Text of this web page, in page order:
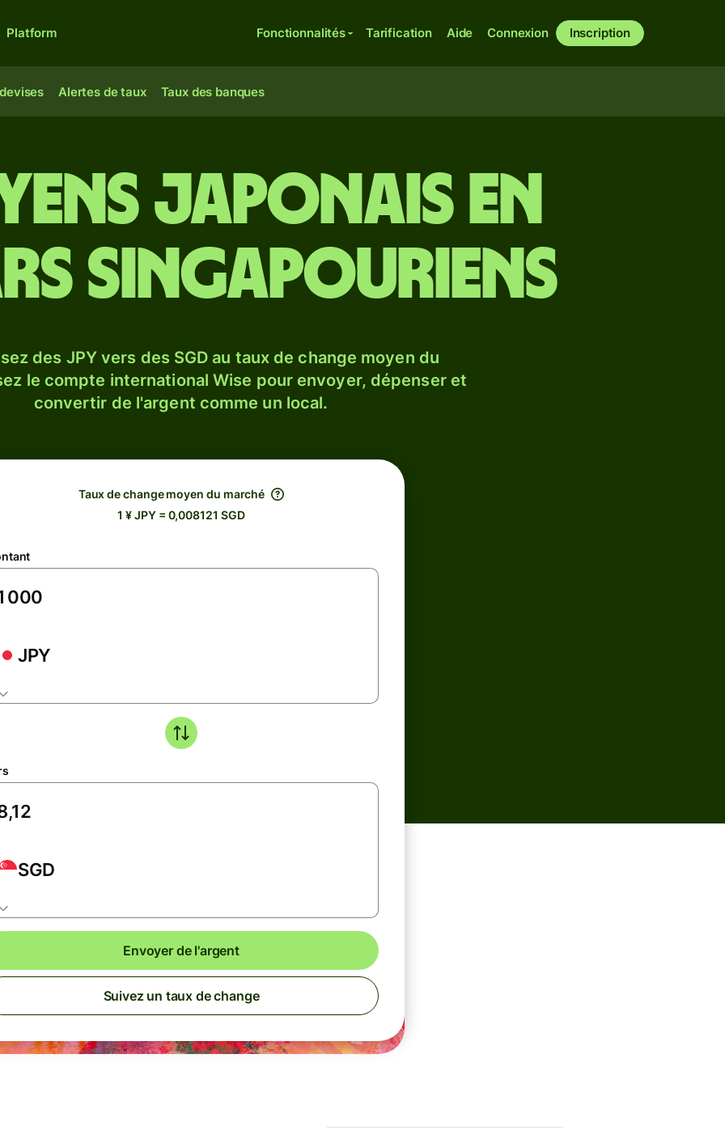
Platform Fonctionnalités Tarification Aide Connexion Inscription
Alertes de taux Taux des banques
japonais en
singapouriens
des JPY vers des SGD au taux de change moyen du
le compte international Wise pour envoyer, dépenser et
convertir de l'argent comme un local.
Taux de change moyen du marché
1 ¥ JPY = 0,008121 SGD
JPY
SGD
Envoyer de l'argent
Suivez un taux de change